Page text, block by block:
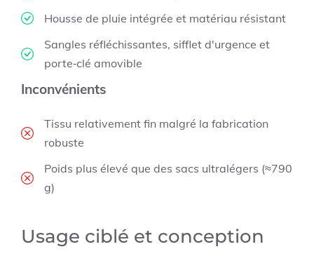
Housse de pluie intégrée et matériau résistant
Sangles réfléchissantes, sifflet d'urgence et
porte‑clé amovible
Inconvénients
Tissu relativement fin malgré la fabrication
robuste
Poids plus élevé que des sacs ultralégers (≈790
g)
Usage ciblé et conception